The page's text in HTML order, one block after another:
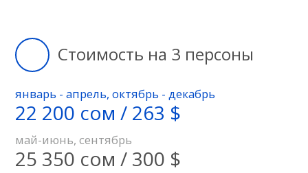
Стоимость на 3 персоны
январь - апрель, октябрь - декабрь
22 200 сом / 263 $
май-июнь, сентябрь
25 350 сом / 300 $